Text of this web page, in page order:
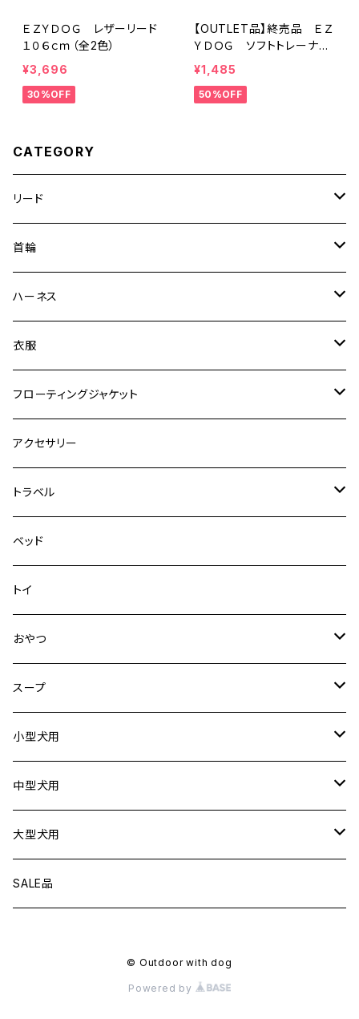
ＥＺＹＤＯＧ レザーリード
１０６ｃｍ（全2色）
¥3,696
30%OFF
【OUTLET品】終売品 ＥＺ
ＹＤＯＧ ソフトトレーナー
ライト１２０ｃｍ オレンジ
¥1,485
50%OFF
CATEGORY
リード
エッセンシャル
ゼロショック
ロードランナー
ヴァリオ
デニム＆コーデュロイ
その他
首輪
エッセンシャル
ネオカラー
ダブルロックカラー
デニム＆コーデュロイ
その他
ハーネス
エッセンシャル
ハーネス
クイックハーネス
メッシュフィットハーネス
デニム＆コーデュロイ
その他
衣服
ラッシュガード
フローティングジャケット
DFDブースト
アクセサリー
トラベル
ドライブハーネス
カーシートアタッチメント
クリック
ドライブシートカバー
ドライブボックス
ベッド
トイ
おやつ
犬用
猫用
スープ
犬用
猫用
小型犬用
リード
首輪
ハーネス
中型犬用
リード
首輪
大型犬用
リード
SALE品
© Outdoor with dog
Powered by